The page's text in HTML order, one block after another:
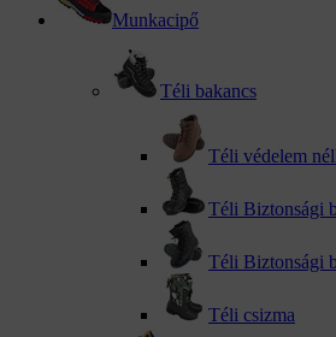
Munkacipő
Téli bakancs
Téli védelem
Téli Biztonsági
Téli Biztonsági
Téli csizma